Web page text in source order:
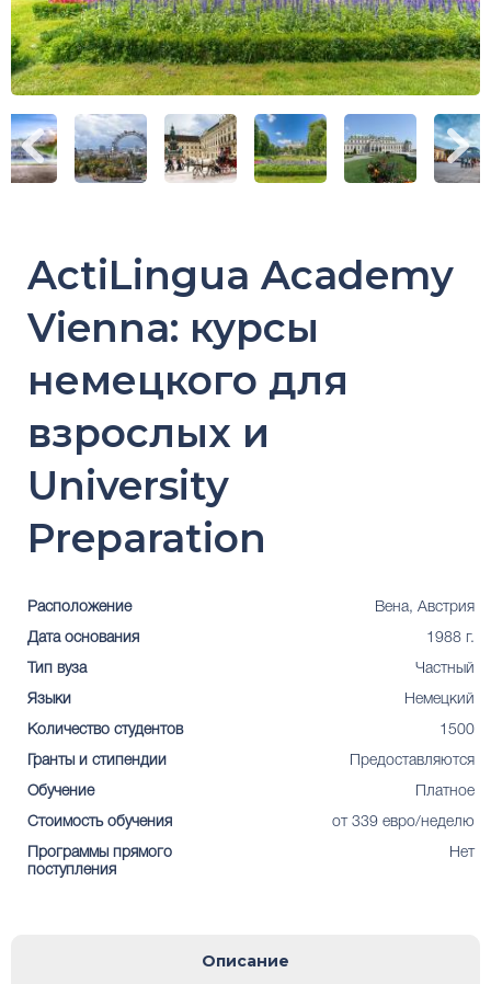
ActiLingua Academy
Vienna: курсы
немецкого для
взрослых и
University
Preparation
Расположение Вена, Австрия
Дата основания 1988 г.
Тип вуза Частный
Языки Немецкий
Количество студентов 1500
Гранты и стипендии Предоставляются
Обучение Платное
Стоимость обучения от 339 евро/неделю
Программы прямого
поступления
Нет
Описание